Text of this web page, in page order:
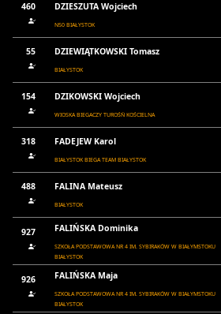
460 DZIESZUTA Wojciech
N50 BIAŁYSTOK
55 DZIEWIĄTKOWSKI Tomasz
BIAŁYSTOK
154 DZIKOWSKI Wojciech
WIOSKA BIEGACZY TUROŚŃ KOŚCIELNA
318 FADEJEW Karol
BIAŁYSTOK BIEGA TEAM BIAŁYSTOK
488 FALINA Mateusz
BIAŁYSTOK
927 FALIŃSKA Dominika
SZKOŁA PODSTAWOWA NR 4 IM. SYBIRAKÓW W BIAŁYMSTOKU
BIAŁYSTOK
926 FALIŃSKA Maja
SZKOŁA PODSTAWOWA NR 4 IM. SYBIRAKÓW W BIAŁYMSTOKU
BIAŁYSTOK